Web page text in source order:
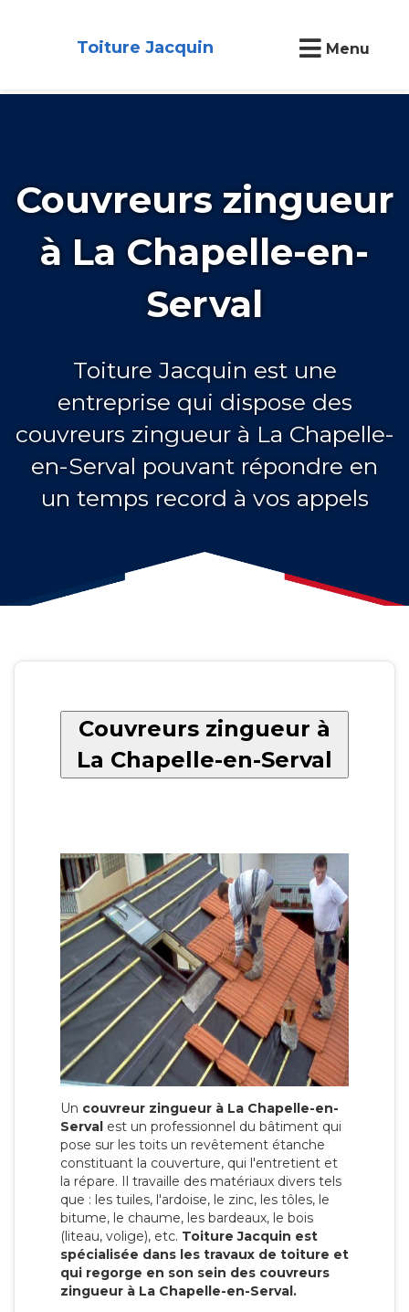
Toiture Jacquin Menu
Couvreurs zingueur
à La Chapelle-en-
Serval
Toiture Jacquin est une
entreprise qui dispose des
couvreurs zingueur à La Chapelle-
en-Serval pouvant répondre en
un temps record à vos appels
Couvreurs zingueur à
La Chapelle-en-Serval
Un couvreur zingueur à La Chapelle-en-
Serval est un professionnel du bâtiment qui
pose sur les toits un revêtement étanche
constituant la couverture, qui l'entretient et
la répare. Il travaille des matériaux divers tels
que : les tuiles, l'ardoise, le zinc, les tôles, le
bitume, le chaume, les bardeaux, le bois
(liteau, volige), etc. Toiture Jacquin est
spécialisée dans les travaux de toiture et
qui regorge en son sein des couvreurs
zingueur à La Chapelle-en-Serval.